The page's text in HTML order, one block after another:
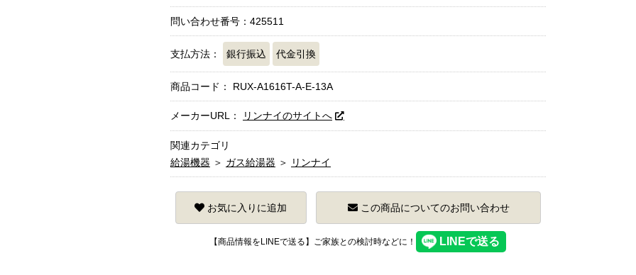
問い合わせ番号：425511
支払方法： 銀行振込 代金引換
商品コード： RUX-A1616T-A-E-13A
メーカーURL： リンナイのサイトへ
関連カテゴリ
給湯機器 ＞ ガス給湯器 ＞ リンナイ
お気に入りに追加 この商品についてのお問い合わせ
【商品情報をLINEで送る】ご家族との検討時などに！